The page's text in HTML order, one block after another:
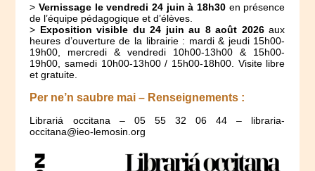
>Vernissage le vendredi 24 juin à 18h30en présence
de l’équipe pédagogique et d’élèves.
> Exposition visible du 24 juin au 8 août 2026aux
heures d’ouverture de la librairie : mardi & jeudi 15h00-
19h00, mercredi & vendredi 10h00-13h00 & 15h00-
19h00, samedi 10h00-13h00 / 15h00-18h00. Visite libre
et gratuite.
Per ne’n saubre mai – Renseignements :
Librariá occitana – 05 55 32 06 44 – libraria-
occitana@ieo-lemosin.org